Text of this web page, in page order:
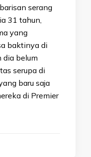
serang
31 tahun,
yang
baktinya di
dia belum
serupa di
baru saja
di Premier